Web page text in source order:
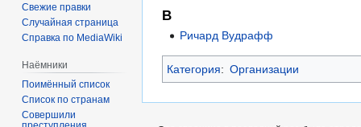
В
Ричард Вудрафф
Категория: Организации
Свежие правки
Случайная страница
Справка по MediaWiki
Наёмники
Поимённый список
Список по странам
Совершили